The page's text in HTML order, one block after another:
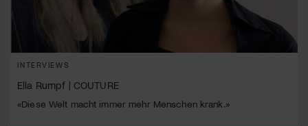
INTERVIEWS
Ella Rumpf | COUTURE
«Diese Welt macht immer mehr Menschen krank.»